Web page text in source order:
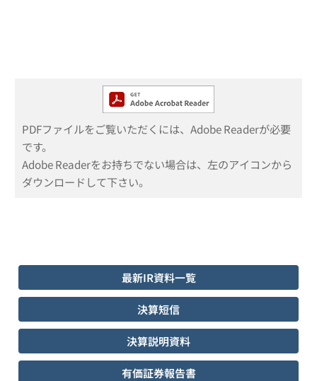
PDFファイルをご覧いただくには、Adobe Readerが必要
です。
Adobe Readerをお持ちでない場合は、左のアイコンから
ダウンロードして下さい。
最新IR資料一覧
決算短信
決算説明資料
有価証券報告書